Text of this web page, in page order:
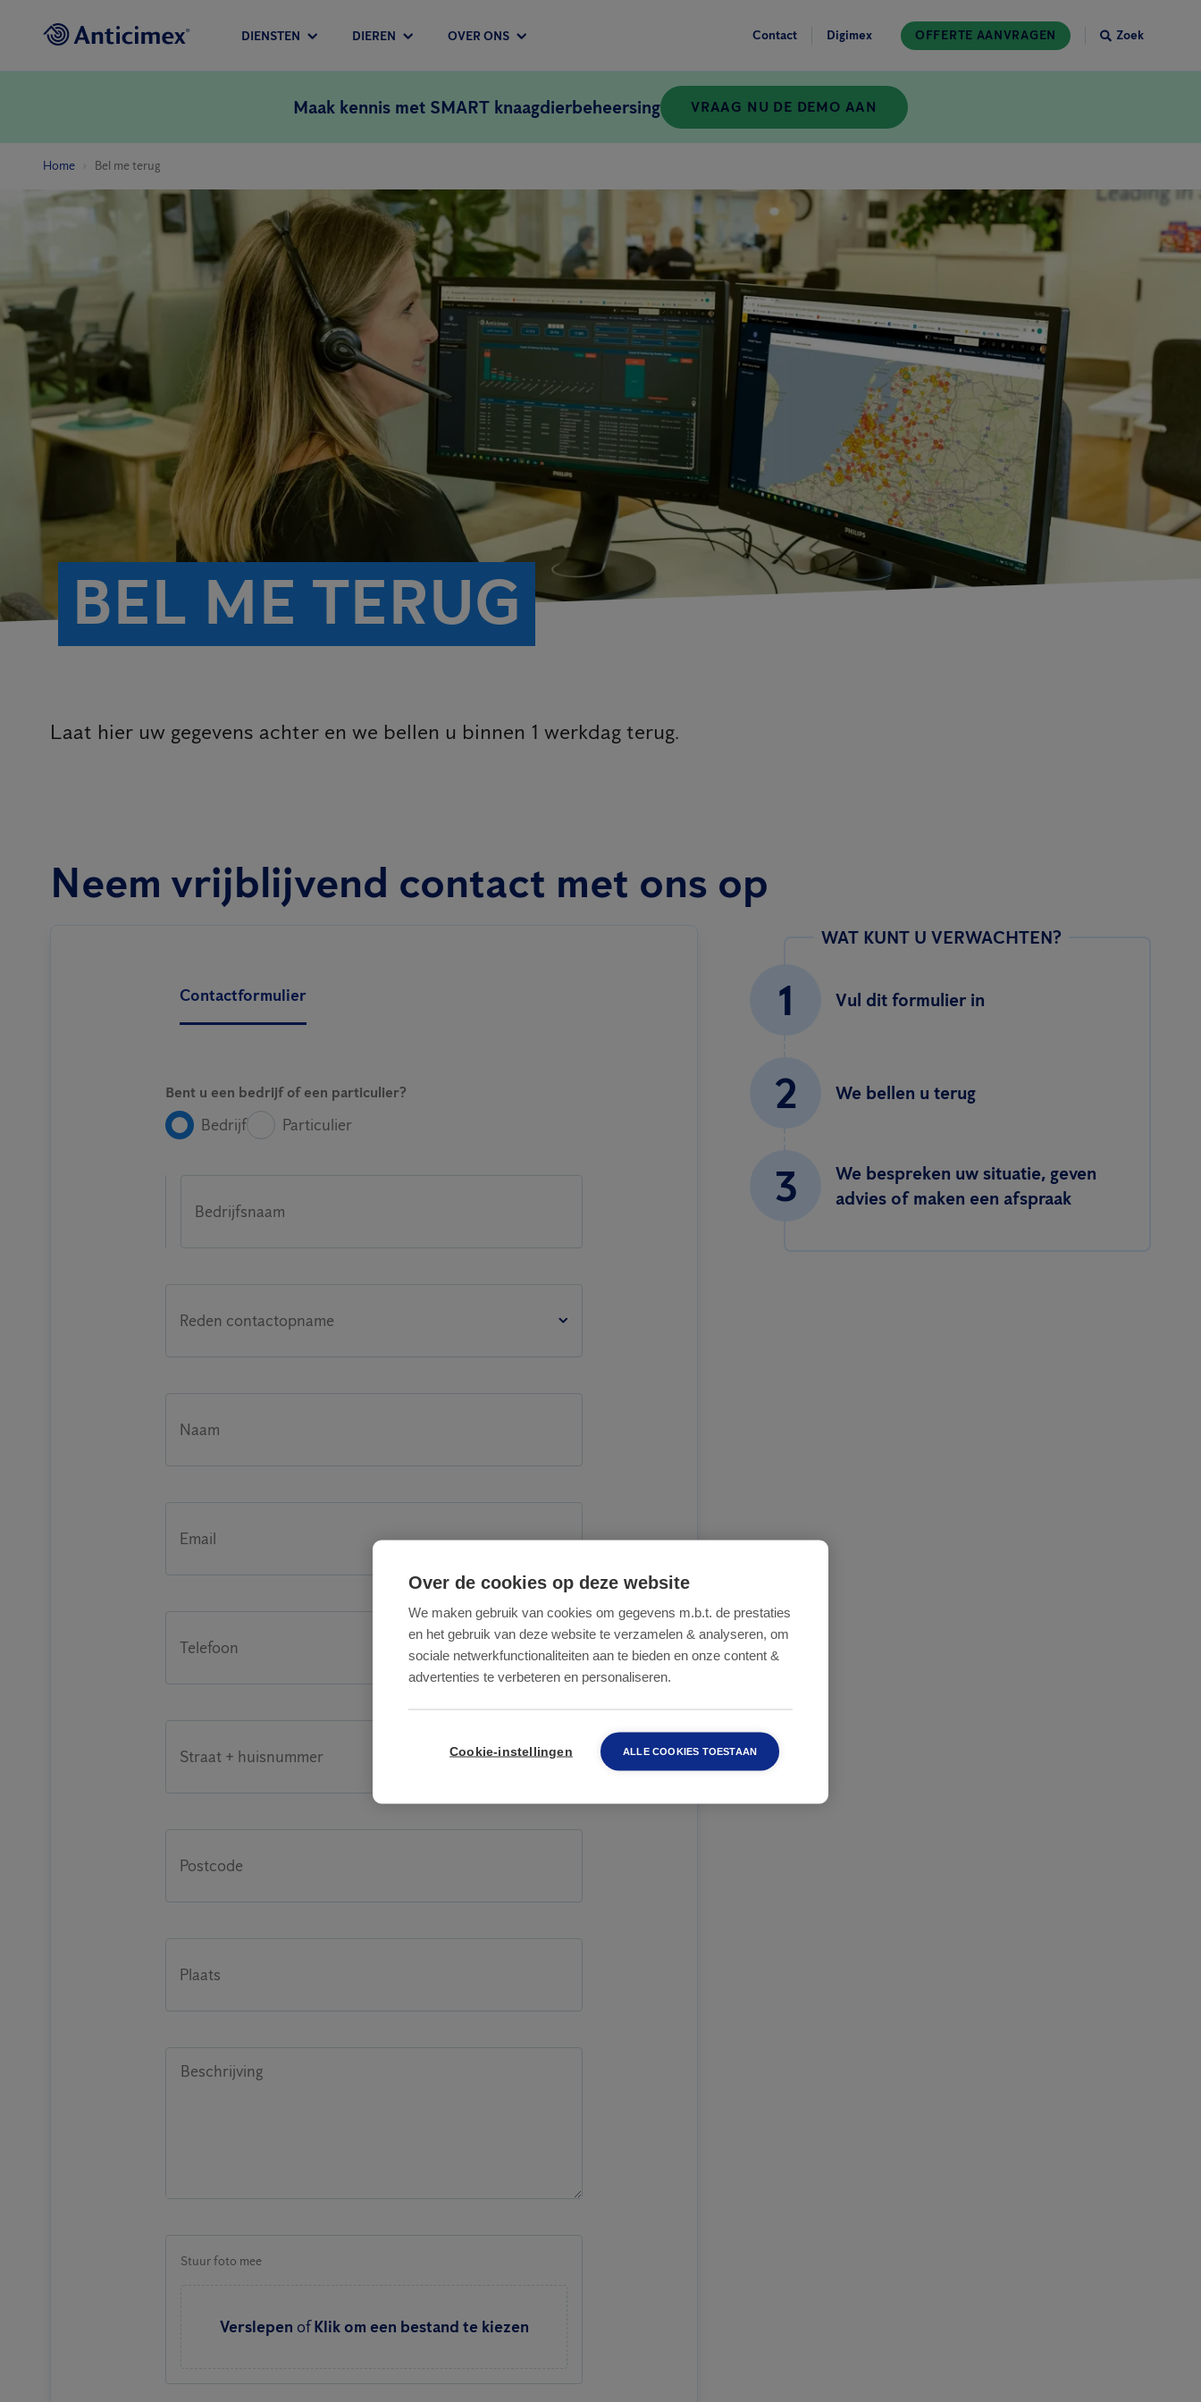
DIENSTEN DIEREN OVER ONS Contact Digimex OFFERTE AANVRAGEN Zoek
Maak kennis met SMART knaagdierbeheersing VRAAG NU DE DEMO AAN
Home Bel me terug
BEL ME TERUG
Laat hier uw gegevens achter en we bellen u binnen 1 werkdag terug.
Neem vrijblijvend contact met ons op
Contactformulier
Bent u een bedrijf of een particulier?
Bedrijf Particulier
Bedrijfsnaam
Reden contactopname
Naam
Email
Telefoon
Straat + huisnummer
Postcode
Plaats
Beschrijving
Stuur foto mee
Verslepen of Klik om een bestand te kiezen
WAT KUNT U VERWACHTEN?
1 Vul dit formulier in
2 We bellen u terug
3
We bespreken uw situatie, geven
advies of maken een afspraak
Over de cookies op deze website
We maken gebruik van cookies om gegevens m.b.t. de prestaties
en het gebruik van deze website te verzamelen & analyseren, om
sociale netwerkfunctionaliteiten aan te bieden en onze content &
advertenties te verbeteren en personaliseren.
Cookie-instellingen ALLE COOKIES TOESTAAN